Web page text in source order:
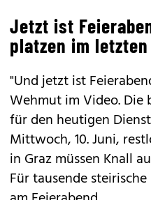
Jetzt ist
platzen im letzten
"Und jetzt ist
Wehmut im Video. Die
für den heutigen
Mittwoch, 10. Juni,
in Graz müssen Knall
Für tausende